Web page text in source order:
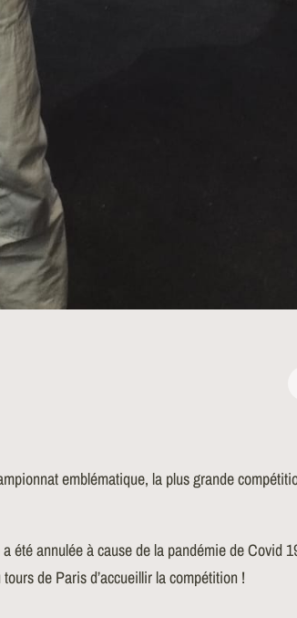
emblématique, la plus grande
annulée à cause de la pandémie de Covid
de Paris d’accueillir la compétition !